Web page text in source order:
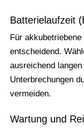
Batterielaufzeit
Für
entscheidend.
ausreichend
Unterbrechungen
vermeiden.
Wartung und